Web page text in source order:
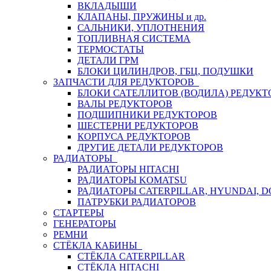
ВКЛАДЫШИ
КЛАПАНЫ, ПРУЖИНЫ и др.
САЛЬНИКИ, УПЛОТНЕНИЯ
ТОПЛИВНАЯ СИСТЕМА
ТЕРМОСТАТЫ
ДЕТАЛИ ГРМ
БЛОКИ ЦИЛИНДРОВ, ГБЦ, ПОДУШКИ
ЗАПЧАСТИ ДЛЯ РЕДУКТОРОВ
БЛОКИ САТЕЛЛИТОВ (ВОДИЛА)
ВАЛЫ РЕДУКТОРОВ
ПОДШИПНИКИ РЕДУКТОРОВ
ШЕСТЕРНИ РЕДУКТОРОВ
КОРПУСА РЕДУКТОРОВ
ДРУГИЕ ДЕТАЛИ РЕДУКТОРОВ
РАДИАТОРЫ
РАДИАТОРЫ HITACHI
РАДИАТОРЫ KOMATSU
РАДИАТОРЫ CATERPILLAR, HYUNDAI,
ПАТРУБКИ РАДИАТОРОВ
СТАРТЕРЫ
ГЕНЕРАТОРЫ
РЕМНИ
СТЁКЛА КАБИНЫ
СТЁКЛА CATERPILLAR
СТЁКЛА HITACHI